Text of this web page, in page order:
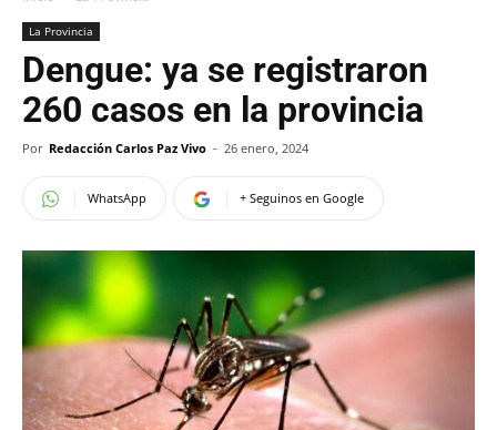
La Provincia
Dengue: ya se registraron
260 casos en la provincia
Por Redacción Carlos Paz Vivo - 26 enero, 2024
WhatsApp + Seguinos en Google